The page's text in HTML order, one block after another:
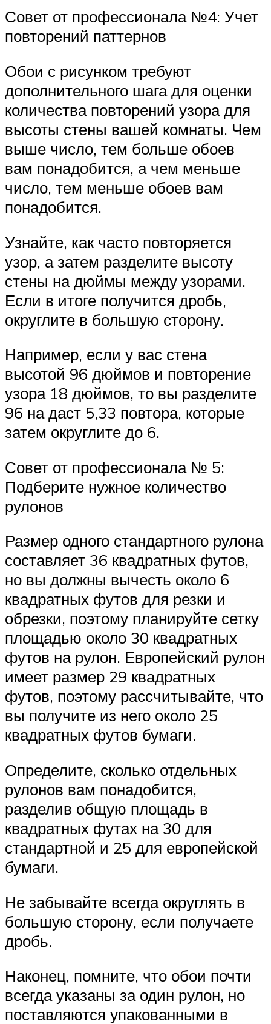
Совет от профессионала №4: Учет
повторений паттернов
Обои с рисунком требуют
дополнительного шага для оценки
количества повторений узора для
высоты стены вашей комнаты. Чем
выше число, тем больше обоев
вам понадобится, а чем меньше
число, тем меньше обоев вам
понадобится.
Узнайте, как часто повторяется
узор, а затем разделите высоту
стены на дюймы между узорами.
Если в итоге получится дробь,
округлите в большую сторону.
Например, если у вас стена
высотой 96 дюймов и повторение
узора 18 дюймов, то вы разделите
96 на даст 5,33 повтора, которые
затем округлите до 6.
Совет от профессионала № 5:
Подберите нужное количество
рулонов
Размер одного стандартного рулона
составляет 36 квадратных футов,
но вы должны вычесть около 6
квадратных футов для резки и
обрезки, поэтому планируйте сетку
площадью около 30 квадратных
футов на рулон. Европейский рулон
имеет размер 29 квадратных
футов, поэтому рассчитывайте, что
вы получите из него около 25
квадратных футов бумаги.
Определите, сколько отдельных
рулонов вам понадобится,
разделив общую площадь в
квадратных футах на 30 для
стандартной и 25 для европейской
бумаги.
Не забывайте всегда округлять в
большую сторону, если получаете
дробь.
Наконец, помните, что обои почти
всегда указаны за один рулон, но
поставляются упакованными в